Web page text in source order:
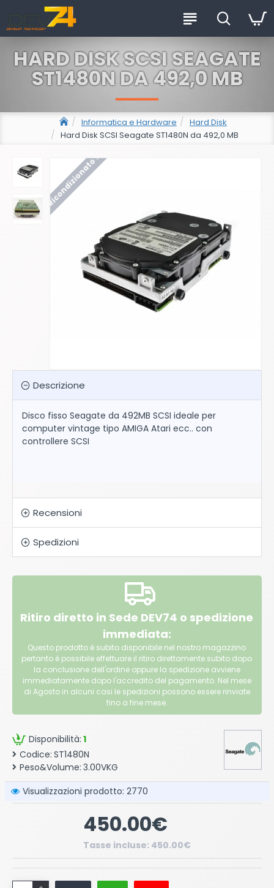
Informatica e Hardware
Hard Disk
Hard Disk SCSI Seagate ST1480N da 492,0 MB
HARD DISK SCSI SEAGATE
ST1480N DA 492,0 MB
Ricondizionato !
Descrizione
Disco fisso Seagate da 492MB SCSI ideale per
computer vintage tipo AMIGA Atari ecc.. con
controllere SCSI
Recensioni
Spedizioni
Disponibilità: 1
Codice: ST1480N
Peso&Volume: 3.00VKG
Visualizzazioni prodotto: 2770
450.00€
Tasse incluse: 450.00€
Ritiro diretto in Sede DEV74 o spedizione
immediata:
Questo prodotto è subito disponibile nel nostro magazzino
pertanto è possibile effettuare il ritiro direttamente subito dopo
la conclusione dell'ordine oppure la spedizione avviene
immediatamente dopo l'accredito del pagamento. Nel mese
di Agosto in alcuni casi le spedizioni possono essere rinviate
fino a fine mese.